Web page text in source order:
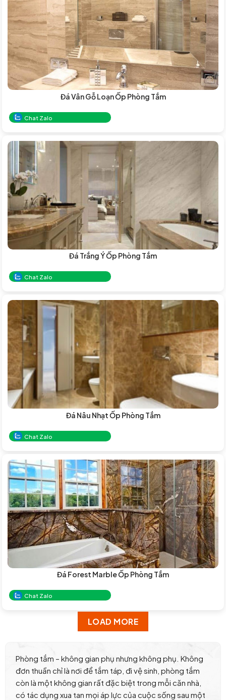
Đá Vân Gỗ Loạn Ốp Phòng Tắm
Chat Zalo
Đá Trắng Ý Ốp Phòng Tắm
Chat Zalo
Đá Nâu Nhạt Ốp Phòng Tắm
Chat Zalo
Đá Forest Marble Ốp Phòng Tắm
Chat Zalo
LOAD MORE
Phòng tắm – không gian phụ nhưng không phụ. Không
đơn thuần chỉ là nơi để tắm táp, đi vệ sinh, phòng tắm
còn là một không gian rất đặc biệt trong mỗi căn nhà,
có tác dụng xua tan mọi áp lực của cuộc sống sau một